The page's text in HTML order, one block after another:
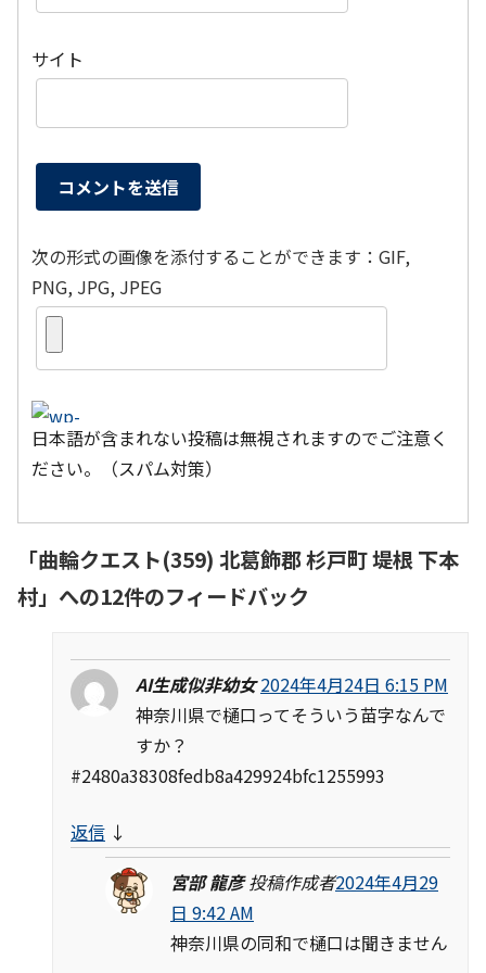
サイト
次の形式の画像を添付することができます：GIF,
PNG, JPG, JPEG
日本語が含まれない投稿は無視されますのでご注意く
ださい。（スパム対策）
「曲輪クエスト(359) 北葛飾郡 杉戸町 堤根 下本
村」への12件のフィードバック
AI生成似非幼女 2024年4月24日 6:15 PM
神奈川県で樋口ってそういう苗字なんで
すか？
#2480a38308fedb8a429924bfc1255993
返信 ↓
宮部 龍彦 投稿作成者2024年4月29
日 9:42 AM
神奈川県の同和で樋口は聞きません